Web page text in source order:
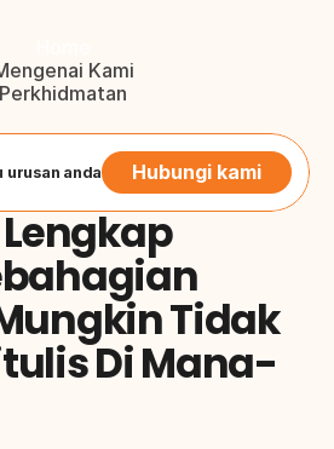
Kami
Perkhidmatan
Hubungi Kami
Button
urusan anda Hubungi kami
Tidak
Di Mana-